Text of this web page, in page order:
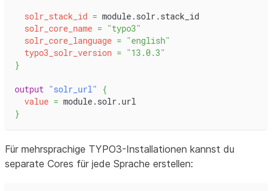
solr_stack_id = module.solr.stack_id
solr_core_name = "typo3"
solr_core_language = "english"
typo3_solr_version = "13.0.3"
}
output "solr_url"
{
value = module.solr.url
}
Für mehrsprachige TYPO3-Installationen kannst du
separate Cores für jede Sprache erstellen: